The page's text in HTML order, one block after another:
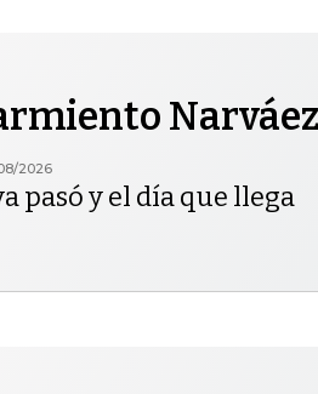
Narváez
2026
pasó y el día que llega